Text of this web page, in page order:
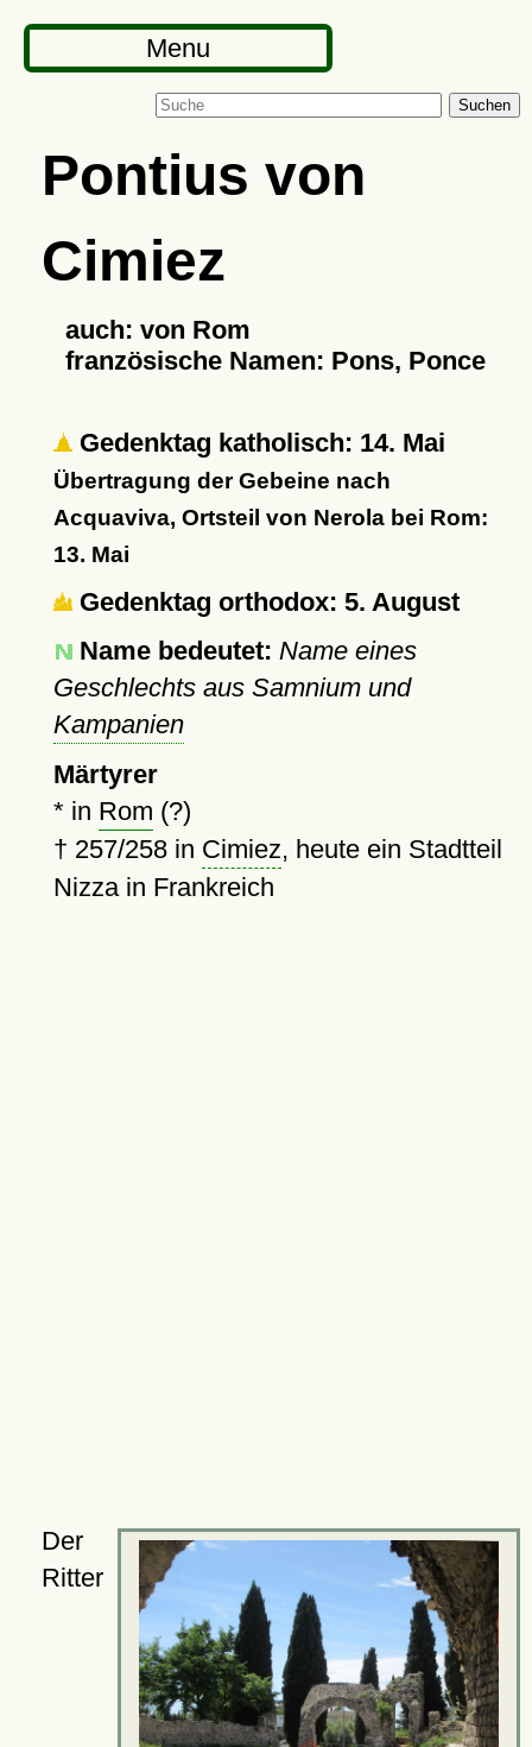
Menu
Suchen
Pontius von
Cimiez
auch: von Rom
französische Namen: Pons, Ponce
Gedenktag katholisch: 14. Mai
Übertragung der Gebeine nach
Acquaviva, Ortsteil von Nerola bei Rom:
13. Mai
Gedenktag orthodox: 5. August
Name bedeutet: Name eines
Geschlechts aus Samnium und
Kampanien
Märtyrer
* in Rom (?)
† 257/258 in Cimiez, heute ein Stadtteil
Nizza in Frankreich
Der
Ritter